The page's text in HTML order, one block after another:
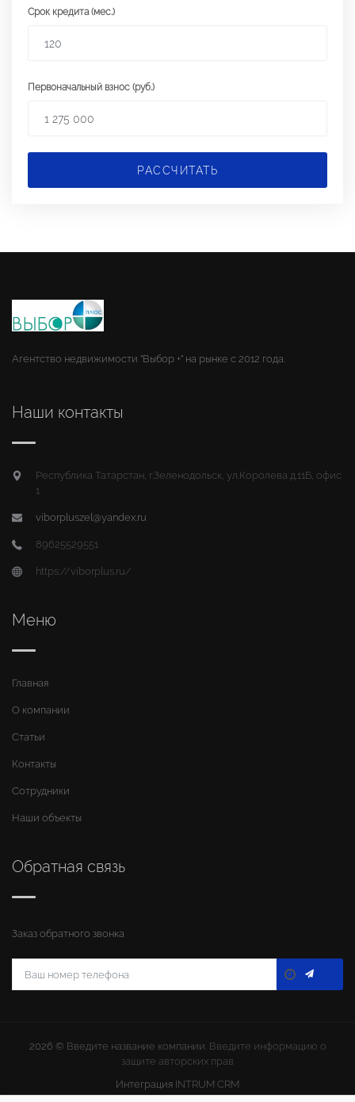
Срок кредита (мес.)
Первоначальный взнос (руб.)
РАССЧИТАТЬ
Агентство недвижимости "Выбор +" на рынке с 2012 года.
Наши контакты
Республика Татарстан, г.Зеленодольск, ул.Королева д.11Б, офис
1
viborpluszel@yandex.ru
89625529551
https://viborplus.ru/
Меню
Главная
О компании
Статьи
Контакты
Сотрудники
Наши объекты
Обратная связь
Заказ обратного звонка
2026 © Введите название компании. Введите информацию о
защите авторских прав
Интеграция INTRUM CRM